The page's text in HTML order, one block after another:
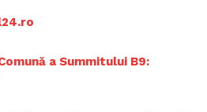
a Summitului B9: